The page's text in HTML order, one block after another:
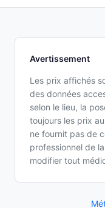
Avertissement
Les prix affichés
des données
selon le lieu, la
toujours les prix
ne fournit pas de
professionnel de
modifier tout